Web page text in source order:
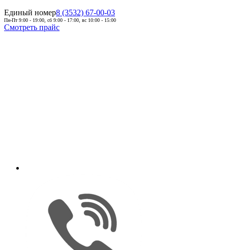
Единый номер8 (3532) 67-00-03
Пн-Пт 9:00 - 19:00, сб 9:00 - 17:00, вс 10:00 - 15:00
Смотреть прайс